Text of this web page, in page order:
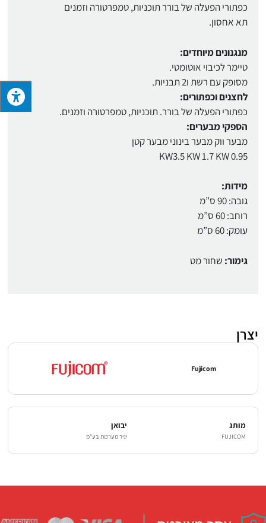
כפתורי הפעלה של בורר תוכניות, טמפרטורה וזמנים
תא אחסון.
מנגנונים מיוחדים:
טיימר לכיבוי אוטומטי.
מסופק עם רשת ו2 תבניות.
לחצנים וכפתורים:
כפתורי הפעלה של בורר. תוכניות, טמפרטורה וזמנים.
הספקי מבערים:
מבער ווק מבער בינוני מבער קטן
KW3.5 KW 1.7 KW 0.95
מידות:
גובה: 90 ס”מ
רוחב: 60 ס”מ
עומק: 60 ס”מ
גימור: שחור מט
יצרן
Fujicom
מותג
FUJICOM
יבואן
יניר מערכות בע"מ